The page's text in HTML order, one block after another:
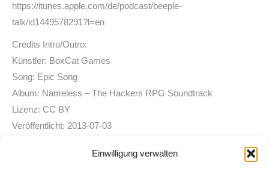
Einwilligung verwalten
https://itunes.apple.com/de/podcast/beeple-
talk/id1449578291?l=en
Credits Intro/Outro:
Künstler: BoxCat Games
Song: Epic Song
Album: Nameless – The Hackers RPG Soundtrack
Lizenz: CC BY
Veröffentlicht: 2013-07-03
BoxCat Games auf freemusicarchive